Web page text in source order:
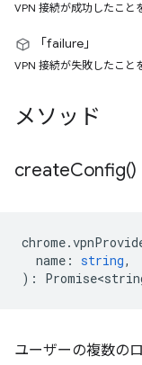
VPN 接続が成功したこと
「failure」
VPN 接続が失敗したこと
メソッド
createConfig()
chrome.
name : string,
) :
ユーザーの複数の